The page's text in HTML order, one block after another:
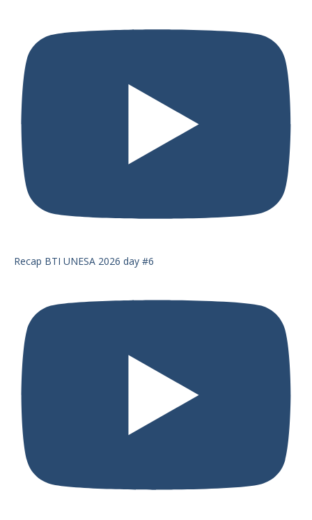
Recap BTI UNESA 2026 day #6